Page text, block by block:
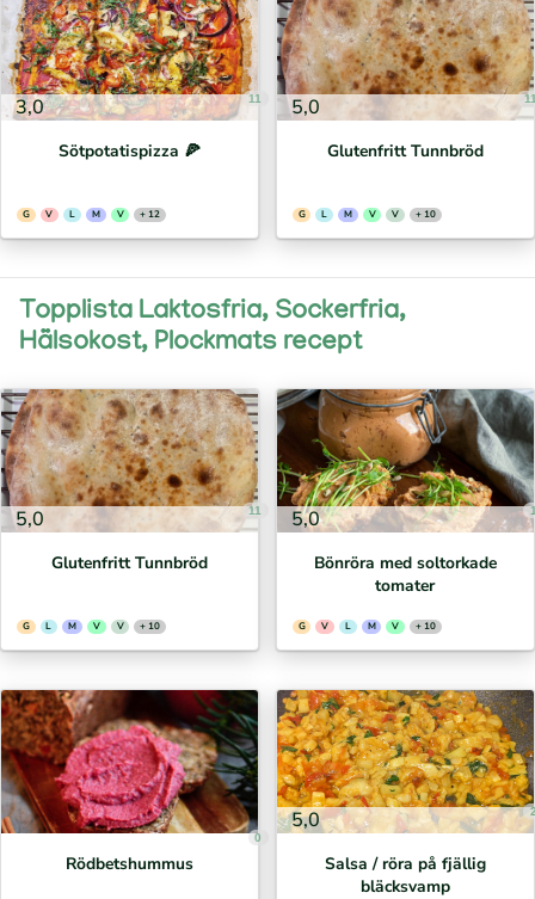
3,0 11
Sötpotatispizza 🍕⁣
G V L M V + 12
5,0
Glutenfritt Tunnbröd
G L M V V + 10
Topplista Laktosfria, Sockerfria,
Hälsokost, Plockmats recept
5,0 11
Glutenfritt Tunnbröd
G L M V V + 10
5,0
Bönröra med soltorkade
tomater
G V L M V + 10
0
Rödbetshummus
5,0
Salsa / röra på fjällig
bläcksvamp